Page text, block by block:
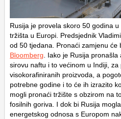
Rusija je provela skoro 50 godina
tržišta u Europi. Predsjednik
od 50 tjedana. Pronaći zamjenu će
Bloomberg . Iako je Rusija
sirovu naftu i to većinom u Indiji,
visokorafiniranih proizvoda, a
potrebne godine i to će ih izrazito
mogli pronaći tržište s obzirom na
fosilnih goriva. I dok bi Rusija
energetskog odnosa s Europom